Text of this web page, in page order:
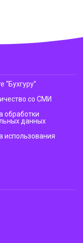
“Бухгуру”
со СМИ
обработки
данных
использования